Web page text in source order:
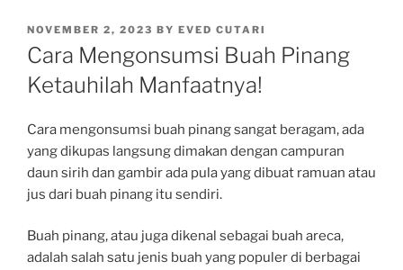
POSTED
ON
NOVEMBER 2, 2023 BY EVED CUTARI
Cara Mengonsumsi Buah Pinang
Ketauhilah Manfaatnya!
Cara mengonsumsi buah pinang sangat beragam, ada
yang dikupas langsung dimakan dengan campuran
daun sirih dan gambir ada pula yang dibuat ramuan atau
jus dari buah pinang itu sendiri.
Buah pinang, atau juga dikenal sebagai buah areca,
adalah salah satu jenis buah yang populer di berbagai